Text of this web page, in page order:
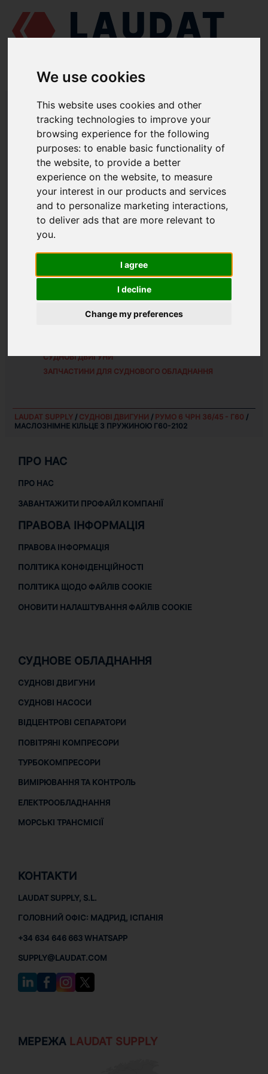
We use cookies
This website uses cookies and other
tracking technologies to improve your
browsing experience for the following
purposes:to enable basic functionality of
the website,to provide a better
experience on the website,to measure
your interest in our products and services
and to personalize marketing interactions,
to deliver ads that are more relevant to
you.
I agree
I decline
Change my preferences
LAUDAT SUPPLY/СУДНОВІ ДВИГУНИ/ РУМО 6 ЧРН 36/45 - Г60
МАСЛОЗНІМНЕ КІЛЬЦЕ З ПРУЖИНОЮ Г60-2102
LAUDAT SUPPLY
РУМО
6 ЧРН 36/45 - Г60
ГРУПА: ПОРШЕНЬ І ШАТУН
МАСЛОЗНІМНЕ КІЛЬЦЕ З
ПРУЖИНОЮ
НОМЕР ЗАПЧАСТИНИ: Г60-2102
WEIGHT:
СУДНОВІ ДВИГУНИ
ЗАПЧАСТИНИ ДЛЯ СУДНОВОГО ОБЛАДНАННЯ
LAUDAT SUPPLY/ СУДНОВІ ДВИГУНИ / РУМО 6 ЧРН 36/45 - Г60 /
МАСЛОЗНІМНЕ КІЛЬЦЕ З ПРУЖИНОЮ Г60-2102
ПРО НАС
ПРО НАС
ЗАВАНТАЖИТИ ПРОФАЙЛ КОМПАНІЇ
ПРАВОВА ІНФОРМАЦІЯ
ПРАВОВА ІНФОРМАЦІЯ
ПОЛІТИКА КОНФІДЕНЦІЙНОСТІ
ПОЛІТИКА ЩОДО ФАЙЛІВ COOKIE
ОНОВИТИ НАЛАШТУВАННЯ ФАЙЛІВ COOKIE
СУДНОВЕ ОБЛАДНАННЯ
СУДНОВІ ДВИГУНИ
СУДНОВІ НАСОСИ
ВІДЦЕНТРОВІ СЕПАРАТОРИ
ПОВІТРЯНІ КОМПРЕСОРИ
ТУРБОКОМПРЕСОРИ
ВИМІРЮВАННЯ ТА КОНТРОЛЬ
ЕЛЕКТРООБЛАДНАННЯ
МОРСЬКІ ТРАНСМІСІЇ
КОНТАКТИ
LAUDAT SUPPLY, S.L.
ГОЛОВНИЙ ОФІС: МАДРИД, ІСПАНІЯ
+34 634 646 663 WHATSAPP
SUPPLY@LAUDAT.COM
МЕРЕЖА LAUDAT SUPPLY